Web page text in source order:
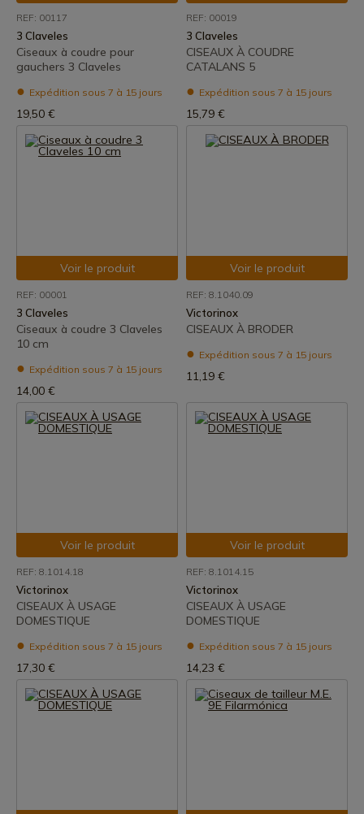
REF: 00117
3 Claveles
Ciseaux à coudre pour
gauchers 3 Claveles
Expédition sous 7 à 15 jours
19,50 €
REF: 00019
3 Claveles
CISEAUX À COUDRE
CATALANS 5
Expédition sous 7 à 15 jours
15,79 €
Voir le produit
REF: 00001
3 Claveles
Ciseaux à coudre 3 Claveles
10 cm
Expédition sous 7 à 15 jours
14,00 €
Voir le produit
REF: 8.1040.09
Victorinox
CISEAUX À BRODER
Expédition sous 7 à 15 jours
11,19 €
Voir le produit
REF: 8.1014.18
Victorinox
CISEAUX À USAGE
DOMESTIQUE
Expédition sous 7 à 15 jours
17,30 €
Voir le produit
REF: 8.1014.15
Victorinox
CISEAUX À USAGE
DOMESTIQUE
Expédition sous 7 à 15 jours
14,23 €